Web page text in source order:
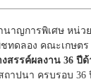
าญการพิเศษ หน่วย
ทดลอง คณะเกษตร
สรรค์ผลงาน 36 ปี
าปนา ครบรอบ 36